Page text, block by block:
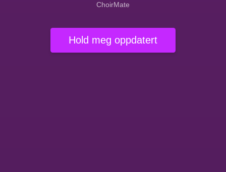
ChoirMate
Hold meg oppdatert